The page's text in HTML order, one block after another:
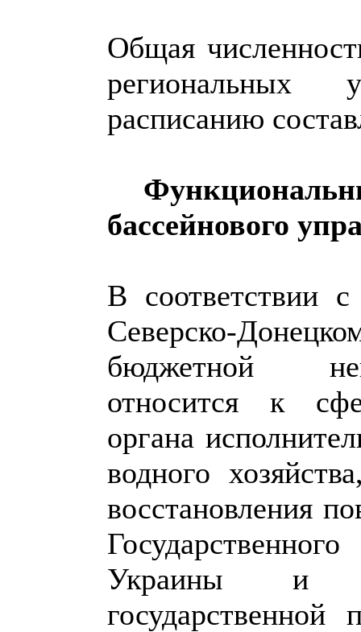
Общая
региональных
расписанию
бассейнового
В соответствии
Северско-
бюджетной
относится к
органа
водного
восстановления
Украины и
государственной